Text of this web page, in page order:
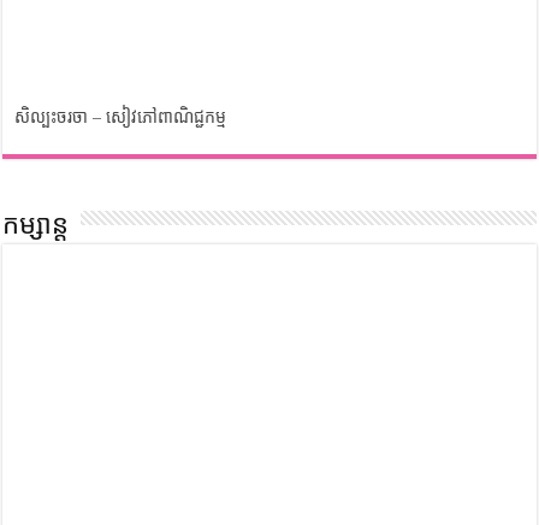
សិល្បះចរចា – សៀវភៅពាណិជ្ជកម្ម
កម្សាន្ត